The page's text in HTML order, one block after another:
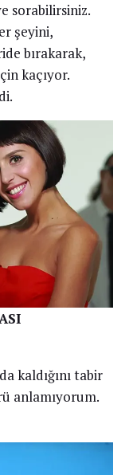
sorabilirsiniz.
şeyini,
bırakarak,
kaçıyor.
kaldığını tabir
anlamıyorum.